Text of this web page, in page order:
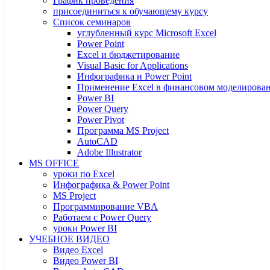
присоединиться к обучающему курсу
Список семинаров
углубленный курс Microsoft Excel
Power Point
Excel и бюджетирование
Visual Basic for Applications
Инфографика и Power Point
Применение Excel в финансовом
Power BI
Power Query
Power Pivot
Программа MS Project
AutoCAD
Adobe Illustrator
MS OFFICE
уроки по Excel
Инфографика & Power Point
MS Project
Программирование VBA
Работаем с Power Query
уроки Power BI
УЧЕБНОЕ ВИДЕО
Видео Excel
Видео Power BI